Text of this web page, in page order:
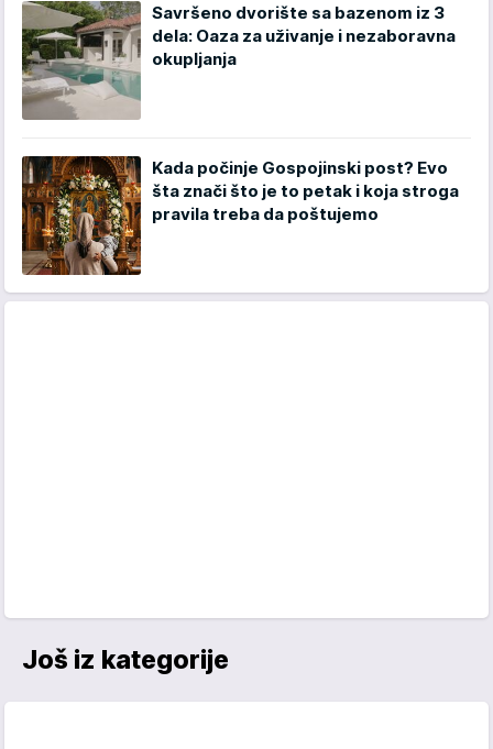
Savršeno dvorište sa bazenom iz 3
dela: Oaza za uživanje i nezaboravna
okupljanja
Kada počinje Gospojinski post? Evo
šta znači što je to petak i koja stroga
pravila treba da poštujemo
Još iz kategorije